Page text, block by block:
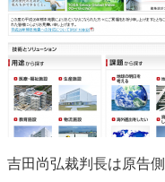
吉田尚弘裁判長は原告